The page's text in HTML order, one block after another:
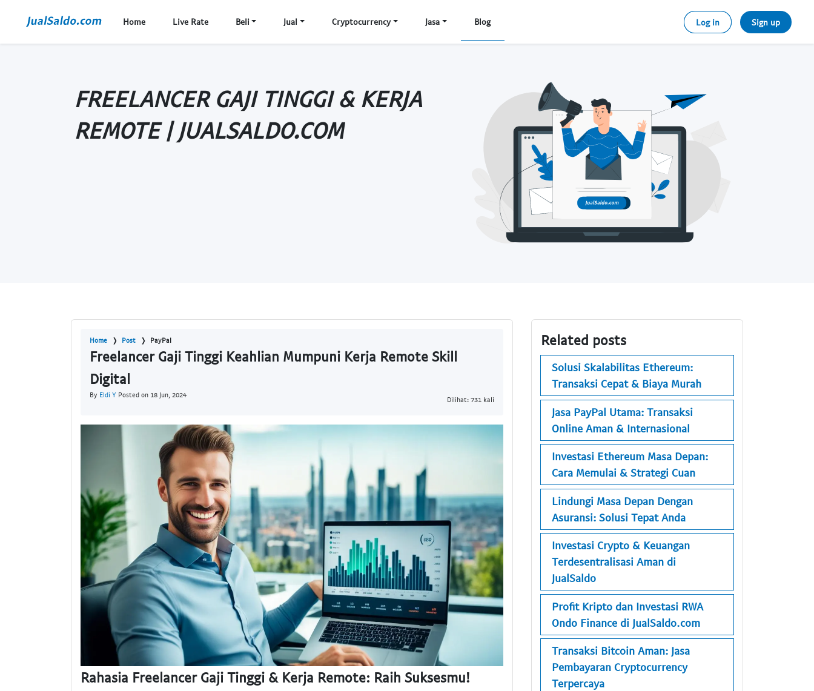
Home Live Rate Beli Jual Cryptocurrency Jasa Blog Log in Sign up
FREELANCER GAJI TINGGI & KERJA
REMOTE | JUALSALDO.COM
Home Post PayPal
Freelancer Gaji Tinggi Keahlian Mumpuni Kerja Remote Skill
Digital
By Eldi Y Posted on 18 Jun, 2024
Dilihat: 731 kali
Rahasia Freelancer Gaji Tinggi & Kerja Remote: Raih Suksesmu!
Related posts
Solusi Skalabilitas Ethereum:
Transaksi Cepat & Biaya Murah
Jasa PayPal Utama: Transaksi
Online Aman & Internasional
Investasi Ethereum Masa Depan:
Cara Memulai & Strategi Cuan
Lindungi Masa Depan Dengan
Asuransi: Solusi Tepat Anda
Investasi Crypto & Keuangan
Terdesentralisasi Aman di
JualSaldo
Profit Kripto dan Investasi RWA
Ondo Finance di JualSaldo.com
Transaksi Bitcoin Aman: Jasa
Pembayaran Cryptocurrency
Terpercaya